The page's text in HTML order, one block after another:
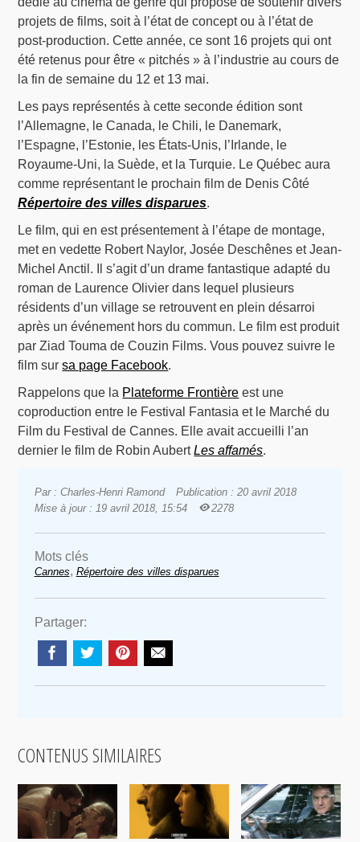
projets de films, soit à l’état de concept ou à l’état de
post-production. Cette année, ce sont 16 projets qui ont
été retenus pour être « pitchés » à l’industrie au cours de
la fin de semaine du 12 et 13 mai.
Les pays représentés à cette seconde édition sont
l’Allemagne, le Canada, le Chili, le Danemark,
l’Espagne, l’Estonie, les États-Unis, l’Irlande, le
Royaume-Uni, la Suède, et la Turquie. Le Québec aura
comme représentant le prochain film de Denis Côté
Répertoire des villes disparues.
Le film, qui en est présentement à l’étape de montage,
met en vedette Robert Naylor, Josée Deschênes et Jean-
Michel Anctil. Il s’agit d’un drame fantastique adapté du
roman de Laurence Olivier dans lequel plusieurs
résidents d’un village se retrouvent en plein désarroi
après un événement hors du commun. Le film est produit
par Ziad Touma de Couzin Films. Vous pouvez suivre le
film sursa page Facebook.
Rappelons que la Plateforme Frontière est une
coproduction entre le Festival Fantasia et le Marché du
Film du Festival de Cannes. Elle avait accueilli l’an
dernier le film de Robin AubertLes affamés.
Par : Charles-Henri Ramond
Publication : 20 avril 2018
Mise à jour : 19 avril 2018, 15:54
2278
Mots clés
Cannes, Répertoire des villes disparues
Partager:
CONTENUS SIMILAIRES